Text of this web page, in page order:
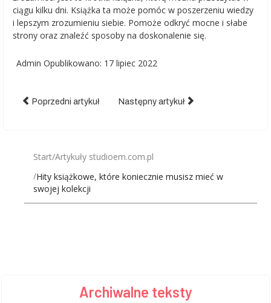
ciągu kilku dni. Książka ta może pomóc w poszerzeniu wiedzy
i lepszym zrozumieniu siebie. Pomoże odkryć mocne i słabe
strony oraz znaleźć sposoby na doskonalenie się.
Admin Opublikowano: 17 lipiec 2022
Poprzedni artykuł Następny artykuł
Start Artykuły studioem.com.pl
Hity książkowe, które koniecznie musisz mieć w
swojej kolekcji
Archiwalne teksty